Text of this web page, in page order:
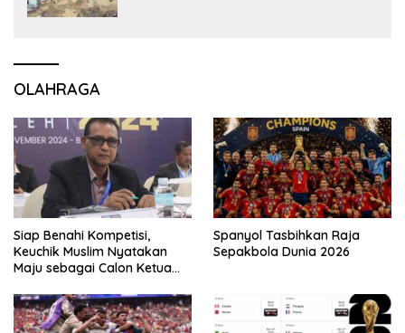
OLAHRAGA
Siap Benahi Kompetisi,
Keuchik Muslim Nyatakan
Maju sebagai Calon Ketua
Spanyol Tasbihkan Raja
Sepakbola Dunia 2026